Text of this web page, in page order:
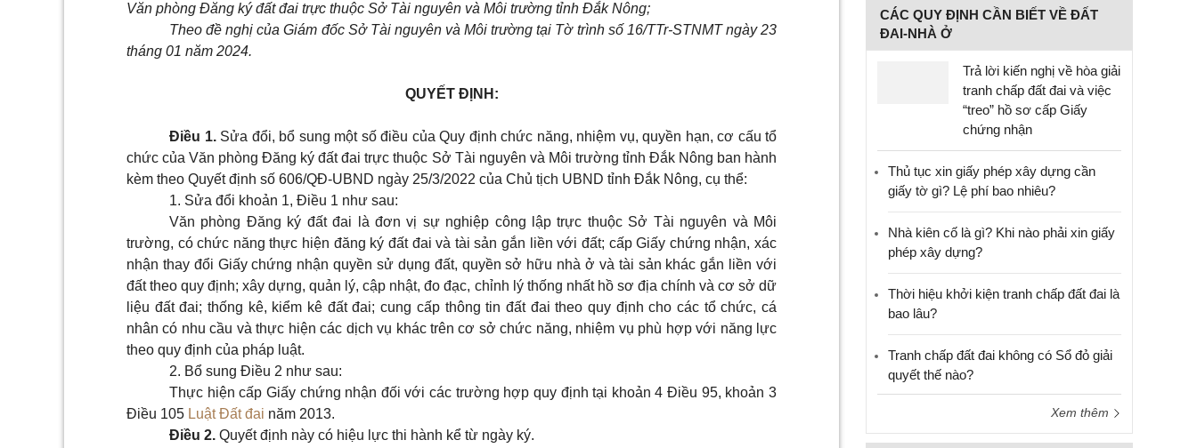
Văn phòng Đăng ký đất đai trực thuộc Sở Tài nguyên và Môi trường tỉnh Đắk Nông;
Theo đề nghị của Giám đốc Sở Tài nguyên và Môi trường tại Tờ trình số 16/TTr-STNMT ngày 23
tháng 01 năm 2024.
QUYẾT ĐỊNH:
Điều 1.Sửa đổi, bổ sung một số điều của Quy định chức năng, nhiệm vụ, quyền hạn, cơ cấu tổ
chức của Văn phòng Đăng ký đất đai trực thuộc Sở Tài nguyên và Môi trường tỉnh Đắk Nông ban hành
kèm theo Quyết định số 606/QĐ-UBND ngày 25/3/2022 của Chủ tịch UBND tỉnh Đắk Nông, cụ thể:
1. Sửa đổi khoản 1, Điều 1 như sau:
Văn phòng Đăng ký đất đai là đơn vị sự nghiệp công lập trực thuộc Sở Tài nguyên và Môi
trường, có chức năng thực hiện đăng ký đất đai và tài sản gắn liền với đất; cấp Giấy chứng nhận, xác
nhận thay đổi Giấy chứng nhận quyền sử dụng đất, quyền sở hữu nhà ở và tài sản khác gắn liền với
đất theo quy định; xây dựng, quản lý, cập nhật, đo đạc, chỉnh lý thống nhất hồ sơ địa chính và cơ sở dữ
liệu đất đai; thống kê, kiểm kê đất đai; cung cấp thông tin đất đai theo quy định cho các tổ chức, cá
nhân có nhu cầu và thực hiện các dịch vụ khác trên cơ sở chức năng, nhiệm vụ phù hợp với năng lực
theo quy định của pháp luật.
2. Bổ sung Điều 2 như sau:
Thực hiện cấp Giấy chứng nhận đối với các trường hợp quy định tại khoản 4 Điều 95, khoản 3
Điều 105 Luật Đất đai năm 2013.
Điều 2. Quyết định này có hiệu lực thi hành kể từ ngày ký.
CÁC QUY ĐỊNH CẦN BIẾT VỀ ĐẤT
ĐAI-NHÀ Ở
Trả lời kiến nghị về hòa giải
tranh chấp đất đai và việc
“treo” hồ sơ cấp Giấy
chứng nhận
Thủ tục xin giấy phép xây dựng cần
giấy tờ gì? Lệ phí bao nhiêu?
Nhà kiên cố là gì? Khi nào phải xin giấy
phép xây dựng?
Thời hiệu khởi kiện tranh chấp đất đai là
bao lâu?
Tranh chấp đất đai không có Sổ đỏ giải
quyết thế nào?
Xem thêm